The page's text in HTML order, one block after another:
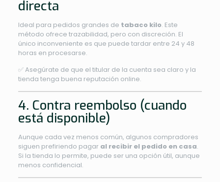
directa
Ideal para pedidos grandes de tabaco kilo. Este
método ofrece trazabilidad, pero con discreción. El
único inconveniente es que puede tardar entre 24 y 48
horas en procesarse.
✅ Asegúrate de que el titular de la cuenta sea claro y la
tienda tenga buena reputación online.
4. Contra reembolso (cuando
está disponible)
Aunque cada vez menos común, algunos compradores
siguen prefiriendo pagar al recibir el pedido en casa.
Si la tienda lo permite, puede ser una opción útil, aunque
menos confidencial.